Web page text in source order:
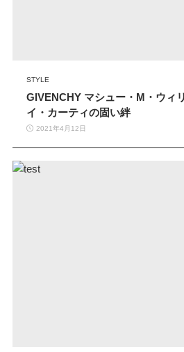
STYLE
GIVENCHY マシュー・M・ウィ
イ・カーティの固い絆
2021年4月12日